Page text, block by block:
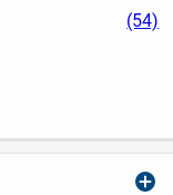
(54)